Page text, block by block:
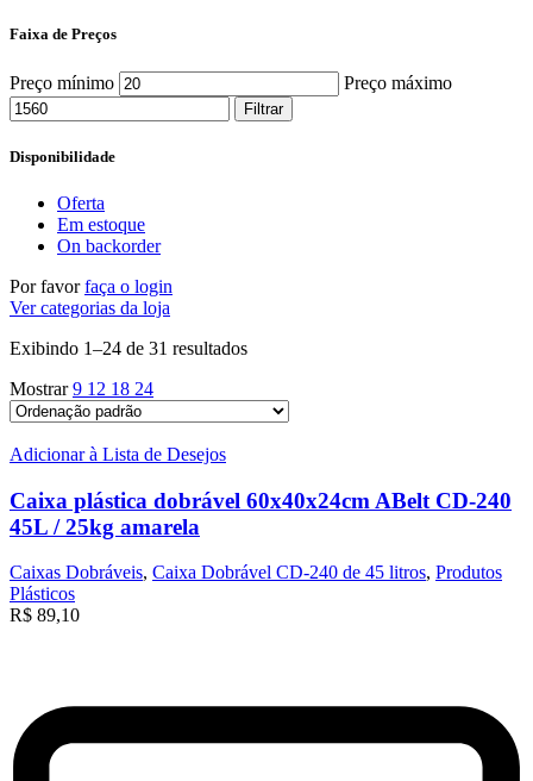
Faixa de Preços
Preço mínimo Preço máximo
Filtrar
Disponibilidade
Oferta
Em estoque
On backorder
Por favorfaça o login
Ver categorias da loja
Exibindo 1–24 de 31 resultados
Mostrar9 12 18 24
Adicionar à Lista de Desejos
Caixa plástica dobrável 60x40x24cm ABelt CD-240
45L / 25kg amarela
Caixas Dobráveis, Caixa Dobrável CD-240 de 45 litros, Produtos
Plásticos
R$ 89,10